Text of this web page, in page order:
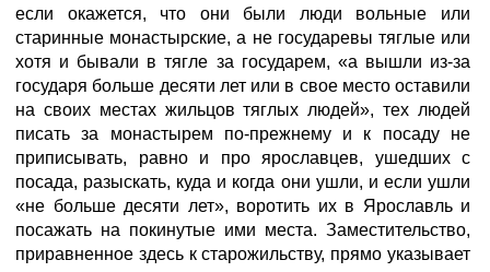
если окажется, что они были люди вольные или
старинные монастырские, а не государевы тяглые или
хотя и бывали в тягле за государем, «а вышли из-за
государя больше десяти лет или в свое место оставили
на своих местах жильцов тяглых людей», тех людей
писать за монастырем по-прежнему и к посаду не
приписывать, равно и про ярославцев, ушедших с
посада, разыскать, куда и когда они ушли, и если ушли
«не больше десяти лет», воротить их в Ярославль и
посажать на покинутые ими места. Заместительство,
приравненное здесь к старожильству, прямо указывает